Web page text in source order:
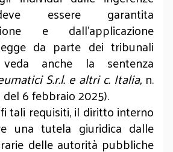
essere garantita
e dall’applicazione
da parte dei tribunali
anche la sentenza
S.r.l. e altri c. Italia, n.
6 febbraio 2025).
tali requisiti, il diritto interno
una tutela giuridica dalle
delle autorità pubbliche